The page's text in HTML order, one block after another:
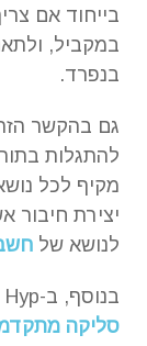
בייחוד אם
במקביל,
בנפרד.
מקיף לכל
יצירת חיבור
לנושא של
בנוסף, ב-Hyp מוצעים ללקוחות מבחר
סליקה